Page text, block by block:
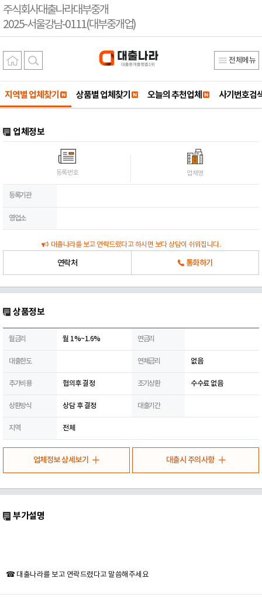
주식회사대출나라대부중개
2025-서울강남-0111(대부중개업)
전체메뉴
지역별 업체찾기 상품별 업체찾기 오늘의 추천업체 사기번호검
업체정보
등록번호 업체명
등록기관
영업소
대출나라를 보고 연락드렸다고 하시면 보다 상담이 쉬워집니다.
연락처 통화하기
상품정보
월금리 월 1%~1.6% 연금리
대출한도 연체금리 없음
추가비용 협의후 결정 조기상환 수수료 없음
상환방식 상담 후 결정 대출기간
지역 전체
업체정보 상세보기 대출시 주의사항
부가설명
☎ 대출나라를 보고 연락드렸다고 말씀해주세요